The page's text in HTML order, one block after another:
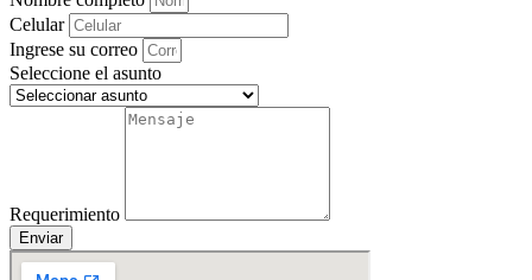
Celular
Ingrese su correo
Seleccione el asunto
Requerimiento
Enviar